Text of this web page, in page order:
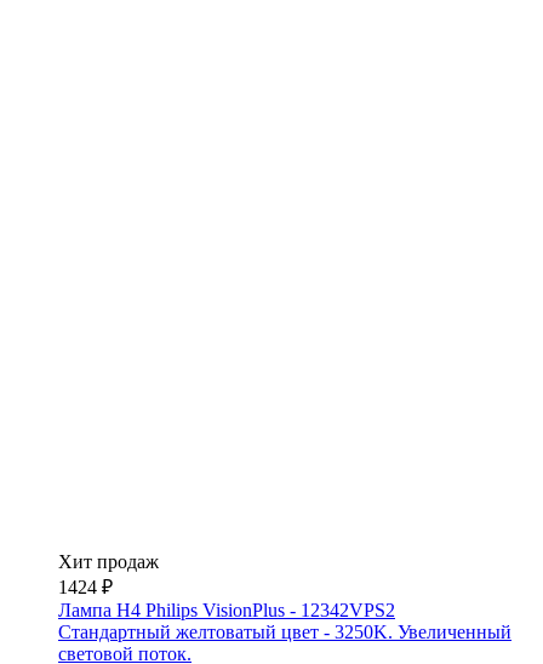
Хит продаж
1424 ₽
Лампа H4 Philips VisionPlus - 12342VPS2
Стандартный желтоватый цвет - 3250K. Увеличенный
световой поток.